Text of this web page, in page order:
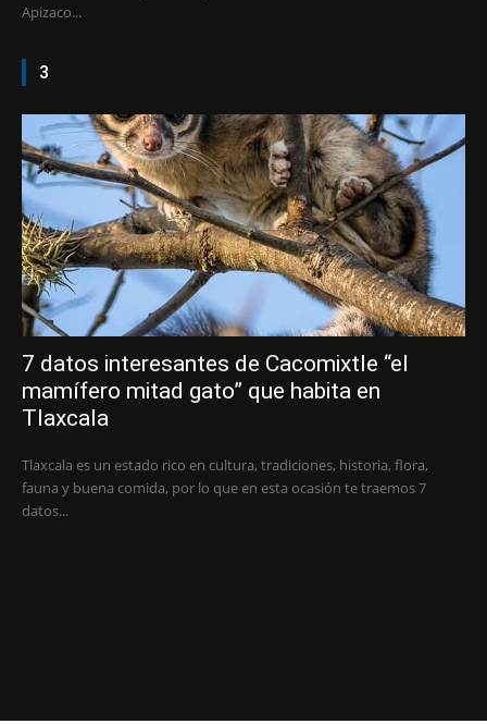
Apizaco...
3
7 datos interesantes de Cacomixtle “el
mamífero mitad gato” que habita en
Tlaxcala
Tlaxcala es un estado rico en cultura, tradiciones, historia, flora,
fauna y buena comida, por lo que en esta ocasión te traemos 7
datos...